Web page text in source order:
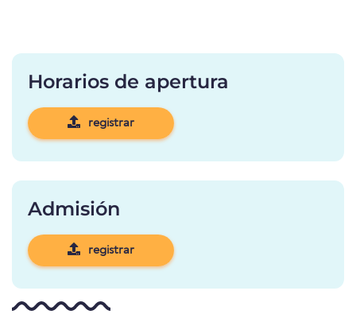
Horarios de apertura
registrar
Admisión
registrar